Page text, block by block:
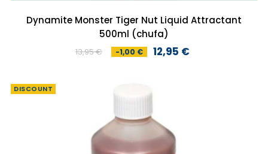
Dynamite Monster Tiger Nut Liquid Attractant
500ml (chufa)
Preço
13,95 € -1,00 €
Preço12,95 €
DISCOUNT